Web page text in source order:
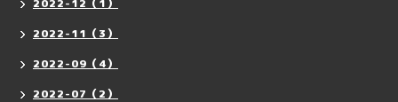
2022-12（1）
2022-11（3）
2022-09（4）
2022-07（2）